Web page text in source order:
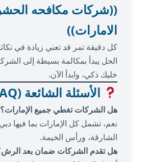
((شركات مكافحه
الامارات))
كل دقيقة تمر قد تعني زيادة في
الحل يبدأ بمكالمة بسيطة إلى
خليك ذكي، وابدأ الآن.
الأسئلة الشائعة (FAQ)
هل الشركات تغطي جميع الإمارات؟
نعم، تشمل كل الإمارات بما فيها
الشارقة، ورأس الخيمة.
هل تقدم الشركات ضمان بعد